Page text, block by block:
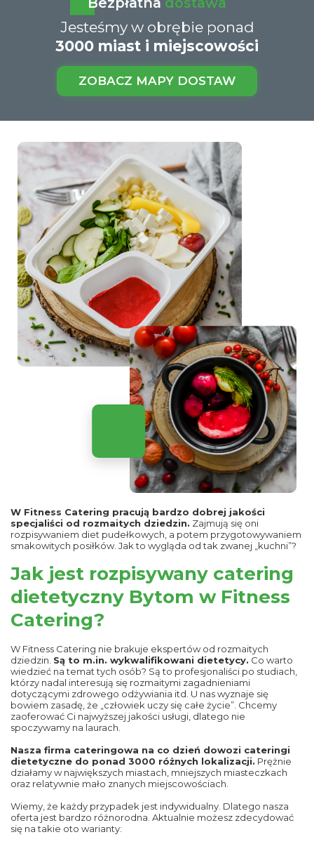
Jesteśmy w obrębie ponad
3000 miast i miejscowości
ZOBACZ MAPY DOSTAW
W Fitness Catering pracują bardzo dobrej jakości
specjaliści od rozmaitych dziedzin. Zajmują się oni
rozpisywaniem diet pudełkowych, a potem przygotowywaniem
smakowitych posiłków. Jak to wygląda od tak zwanej „kuchni”?
Jak jest rozpisywany catering
dietetyczny Bytom w Fitness
Catering?
W Fitness Catering nie brakuje ekspertów od rozmaitych
dziedzin. Są to m.in. wykwalifikowani dietetycy. Co warto
wiedzieć na temat tych osób? Są to profesjonaliści po studiach,
którzy nadal interesują się rozmaitymi zagadnieniami
dotyczącymi zdrowego odżywiania itd. U nas wyznaje się
bowiem zasadę, że „człowiek uczy się całe życie”. Chcemy
zaoferować Ci najwyższej jakości usługi, dlatego nie
spoczywamy na laurach.
Nasza firma cateringowa na co dzień dowozi cateringi
dietetyczne do ponad 3000 różnych lokalizacji. Prężnie
działamy w największych miastach, mniejszych miasteczkach
oraz relatywnie mało znanych miejscowościach.
Wiemy, że każdy przypadek jest indywidualny. Dlatego nasza
oferta jest bardzo różnorodna. Aktualnie możesz zdecydować
się na takie oto warianty: